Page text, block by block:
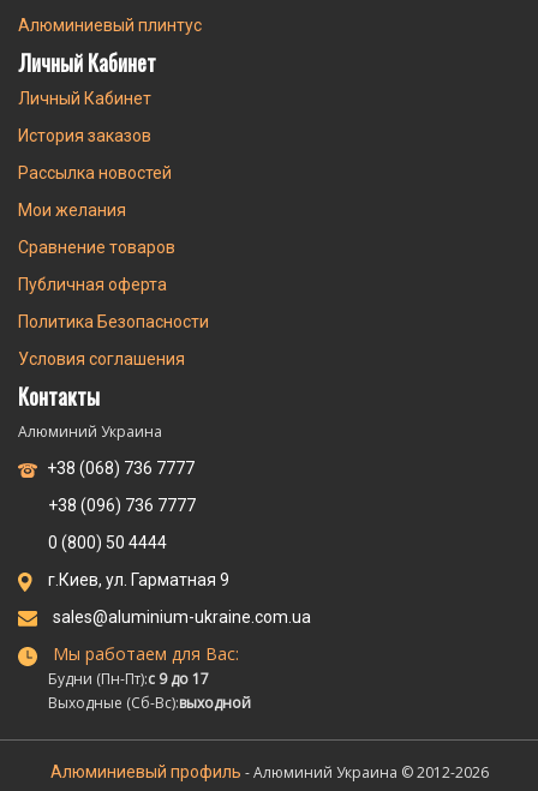
Алюминиевый плинтус
Личный Кабинет
Личный Кабинет
История заказов
Рассылка новостей
Мои желания
Сравнение товаров
Публичная оферта
Политика Безопасности
Условия соглашения
Контакты
Алюминий Украина
+38 (068) 736 7777
+38 (096) 736 7777
0 (800) 50 4444
г.Киев, ул. Гарматная 9
sales@aluminium-ukraine.com.ua
Мы работаем для Вас:
Будни (Пн-Пт):с 9 до 17
Выходные (Сб-Вс):выходной
Алюминиевый профиль - Алюминий Украина © 2012-2026